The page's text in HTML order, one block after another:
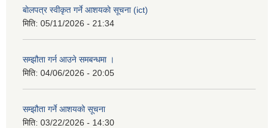
बाेलपत्र स्वीकृत गर्ने आशयकाे सूचना (ict)
मिति: 05/11/2026 - 21:34
सम्झौता गर्न आउने समबन्धमा ।
मिति: 04/06/2026 - 20:05
सम्झौता गर्ने आशयको सूचना
मिति: 03/22/2026 - 14:30